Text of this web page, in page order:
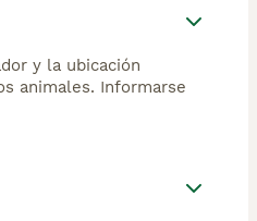
y la ubicación
animales. Informarse